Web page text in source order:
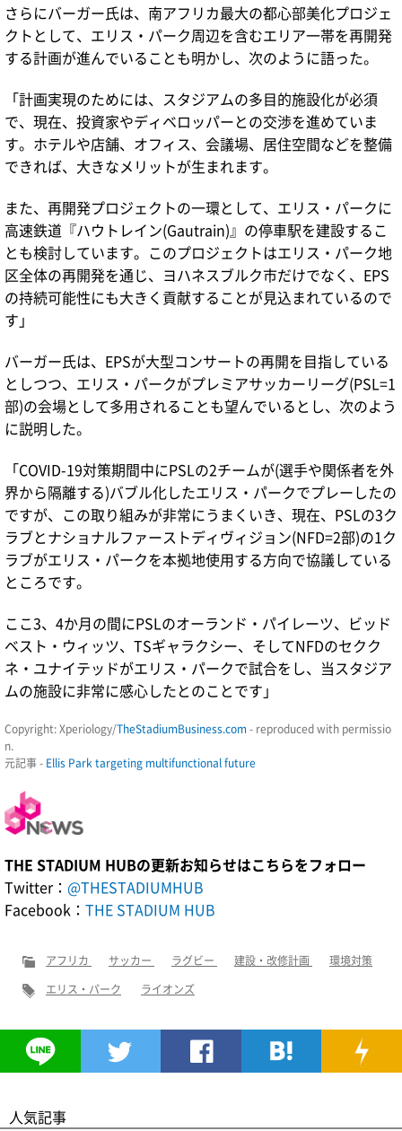
さらにバーガー氏は、南アフリカ最大の都心部美化プロジェ
クトとして、エリス・パーク周辺を含むエリア一帯を再開発
する計画が進んでいることも明かし、次のように語った。
「計画実現のためには、スタジアムの多目的施設化が必須
で、現在、投資家やディベロッパーとの交渉を進めていま
す。ホテルや店舗、オフィス、会議場、居住空間などを整備
できれば、大きなメリットが生まれます。
また、再開発プロジェクトの一環として、エリス・パークに
高速鉄道『ハウトレイン(Gautrain)』の停車駅を建設するこ
とも検討しています。このプロジェクトはエリス・パーク地
区全体の再開発を通じ、ヨハネスブルク市だけでなく、EPS
の持続可能性にも大きく貢献することが見込まれているので
す」
バーガー氏は、EPSが大型コンサートの再開を目指している
としつつ、エリス・パークがプレミアサッカーリーグ(PSL=1
部)の会場として多用されることも望んでいるとし、次のよう
に説明した。
「COVID-19対策期間中にPSLの2チームが(選手や関係者を外
界から隔離する)バブル化したエリス・パークでプレーしたの
ですが、この取り組みが非常にうまくいき、現在、PSLの3ク
ラブとナショナルファーストディヴィジョン(NFD=2部)の1ク
ラブがエリス・パークを本拠地使用する方向で協議している
ところです。
ここ3、4か月の間にPSLのオーランド・パイレーツ、ビッド
ベスト・ウィッツ、TSギャラクシー、そしてNFDのセクク
ネ・ユナイテッドがエリス・パークで試合をし、当スタジア
ムの施設に非常に感心したとのことです」
Copyright: Xperiology/TheStadiumBusiness.com - reproduced with permissio
n.
元記事 - Ellis Park targeting multifunctional future
THE STADIUM HUBの更新お知らせはこちらをフォロー
Twitter： @THESTADIUMHUB
Facebook： THE STADIUM HUB
アフリカ サッカー ラグビー 建設・改修計画
環境対策
エリス・パーク
ライオンズ